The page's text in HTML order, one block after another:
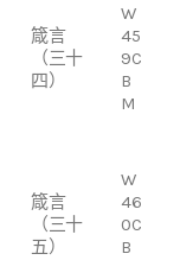
箴言
（三十
四）
W
45
9C
B
M
箴言
（三十
五）
W
46
0C
B